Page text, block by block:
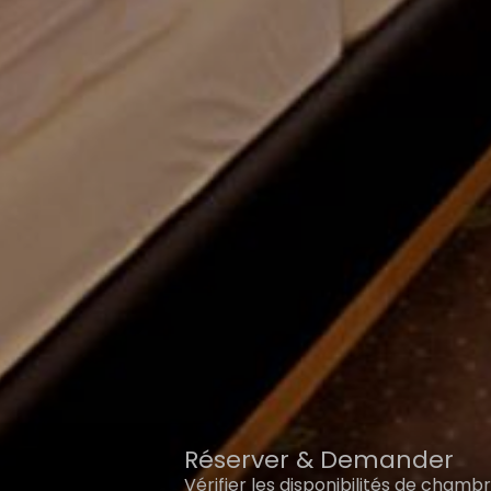
Réserver & Demander
Vérifier les disponibilités de